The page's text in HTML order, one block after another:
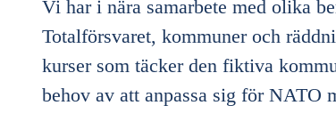
Vi har i nära samarbete med olika
Totalförsvaret, kommuner och
kurser som täcker den fiktiva
behov av att anpassa sig för NATO